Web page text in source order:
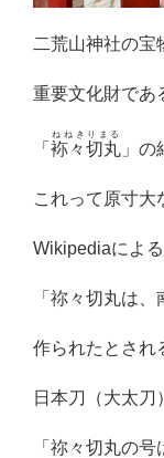
二荒山神社の宝
重要文化財であ
「 袮々切丸
ねねきりまる
」の
これって原寸大
Wikipediaによる
「祢々切丸は
作られたとされ
日本刀（大太刀
「祢々切丸の